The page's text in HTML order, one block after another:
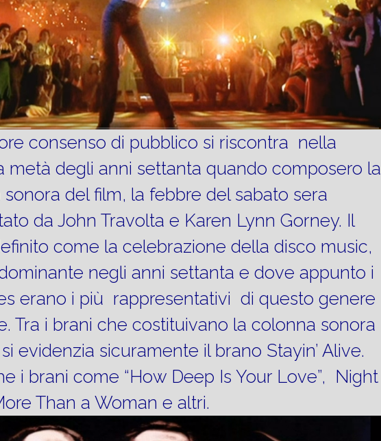
consenso di pubblico si riscontra nella
metà degli anni settanta quando composero la
del film, la febbre del sabato sera
da John Travolta e Karen Lynn Gorney. Il
come la celebrazione della disco music,
negli anni settanta e dove appunto i
erano i più rappresentativi di questo genere
Tra i brani che costituivano la colonna sonora
evidenzia sicuramente il brano Stayin’ Alive.
i brani come “How Deep Is Your Love”, Night
Than a Woman e altri.
Luglio
Fountain 38SC
abitabilità,
e
prestazioni
Maggio
Multiple
questions
25, 2016
SANTANA
AND
KING
Marzo
“Fiart
Set to